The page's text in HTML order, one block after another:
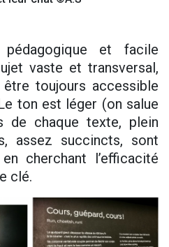
et facile
vaste et transversal,
être toujours accessible
ton est léger (on salue
de chaque texte, plein
assez succincts, sont
cherchant l’efficacité
clé.